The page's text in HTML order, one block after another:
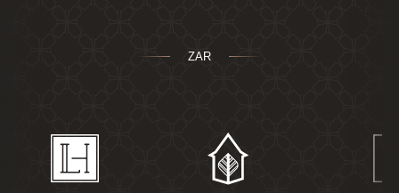
ZAR